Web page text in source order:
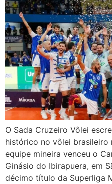
O Sada Cruzeiro Vôlei
histórico no vôlei brasileiro
equipe mineira venceu o
Ginásio do Ibirapuera, em
décimo título da Superliga